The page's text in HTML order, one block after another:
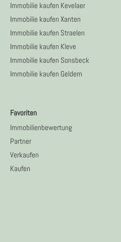
Immobilie kaufen Kevelaer
Immobilie kaufen Xanten
Immobilie kaufen Straelen
Immobilie kaufen Kleve
Immobilie kaufen Sonsbeck
Immobilie kaufen Geldern
Favoriten
Immobilienbewertung
Partner
Verkaufen
Kaufen